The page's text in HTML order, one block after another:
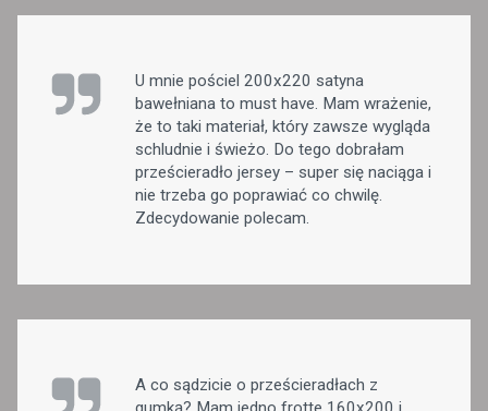
U mnie pościel 200x220 satyna
bawełniana to must have. Mam wrażenie,
że to taki materiał, który zawsze wygląda
schludnie i świeżo. Do tego dobrałam
prześcieradło jersey – super się naciąga i
nie trzeba go poprawiać co chwilę.
Zdecydowanie polecam.
A co sądzicie o prześcieradłach z